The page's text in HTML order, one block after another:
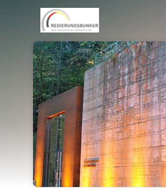
Skip header